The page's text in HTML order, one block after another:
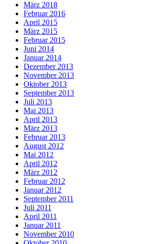
März 2018
Februar 2016
April 2015
März 2015
Februar 2015
Juni 2014
Januar 2014
Dezember 2013
November 2013
Oktober 2013
September 2013
Juli 2013
Mai 2013
April 2013
März 2013
Februar 2013
August 2012
Mai 2012
April 2012
März 2012
Februar 2012
Januar 2012
September 2011
Juli 2011
April 2011
Januar 2011
November 2010